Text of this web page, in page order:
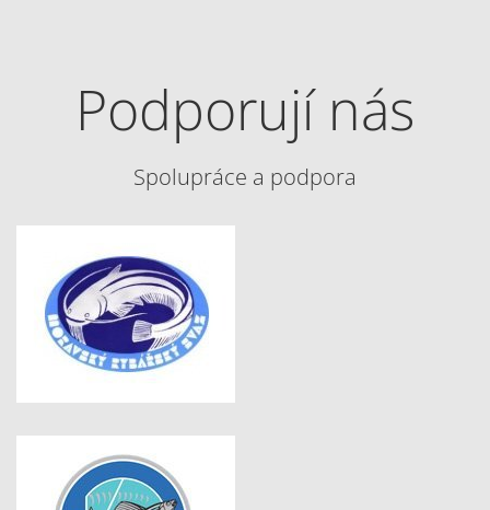
Podporují nás
Spolupráce a podpora